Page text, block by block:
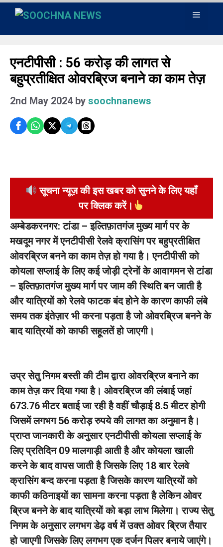
Skip
content
Menu
एनटीपीसी : 56 करोड़ की लागत से
बहुप्रतीक्षित ओवरब्रिज बनाने का काम तेज़
2nd May 2024 by soochnanews
सूचना न्यूज़ की इस खबर को सुनने के लिए यहाँ
पर क्लिक करें।
अम्बेडकरनगर: टांडा – इल्तिफ़ातगंज मुख्य मार्ग पर के
मखदूम नगर में एनटीपीसी रेलवे क्रासिंग पर बहुप्रतीक्षित
ओवरब्रिज बनने का काम तेज़ हो गया है। एनटीपीसी को
कोयला सप्लाई के लिए कई जोड़ी ट्रेनों के आवागमन से टांडा
– इल्तिफ़ातगंज मुख्य मार्ग पर जाम की स्थिति बन जाती है
और यात्रियों को रेलवे फाटक बंद होने के कारण काफी लंबे
समय तक इंतेज़ार भी करना पड़ता है जो ओवरब्रिज बनने के
बाद यात्रियों को काफी सहूलतें हो जाएगी।
उप्र सेतु निगम बस्ती की टीम द्वारा ओवरब्रिज बनाने का
काम तेज़ कर दिया गया है। ओवरब्रिज की लंबाई जहां
673.76 मीटर बताई जा रही है वहीं चौड़ाई 8.5 मीटर होगी
जिसमें लगभग 56 करोड़ रुपये की लागत का अनुमान है।
प्राप्त जानकारी के अनुसार एनटीपीसी कोयला सप्लाई के
लिए प्रतिदिन 09 मालगाड़ी आती है और कोयला खाली
करने के बाद वापस जाती है जिसके लिए 18 बार रेलवे
क्रासिंग बन्द करना पड़ता है जिसके कारण यात्रियों को
काफी कठिनाइयों का सामना करना पड़ता है लेकिन ओवर
ब्रिज बनने के बाद यात्रियों को बड़ा लाभ मिलेगा। राज्य सेतु
निगम के अनुसार लगभग डेढ़ वर्ष में उक्त ओवर ब्रिज तैयार
हो जाएगी जिसके लिए लगभग एक दर्जन पिलर बनाये जाएंगे।